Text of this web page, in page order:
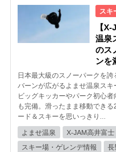
スキ
【
温泉
のス
ンを
日本最大級のスノーパークを
バーンが広がるよませ温泉ス
ビッグキッカーやパーク初心者
も完備。滑ったまま移動でき
ード＆スキーを思いっきり...
よませ温泉 X-JAM高井富士
スキー場・ゲレンデ情報
長